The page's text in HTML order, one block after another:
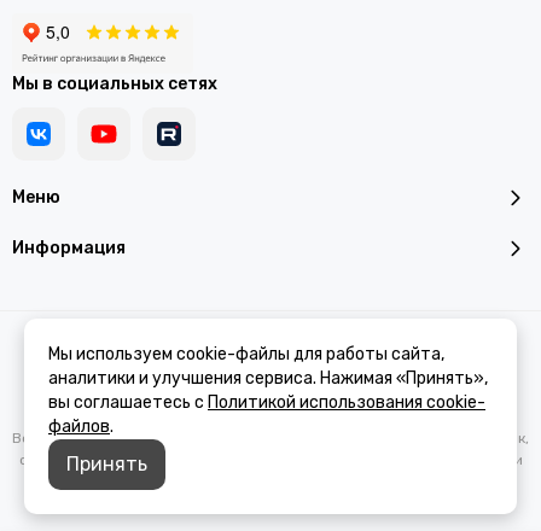
Меню
Информация
Мы в социальных сетях
2026 © Addroid.ru. Карта сайта
Вся представленная на сайте информация, касающаяся характеристик,
стоимости товаров и услуг, носит информационный характер и ни при
каких условиях не является публичной офертой, определяемой
Мы используем cookie-файлы для работы сайта,
аналитики и улучшения сервиса. Нажимая «Принять»,
вы соглашаетесь с Политикой использования cookie-
файлов.
Принять